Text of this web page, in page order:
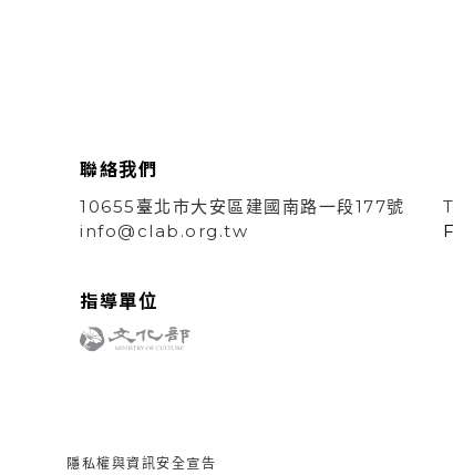
聯絡我們
10655臺北市大安區建國南路一段177號
info@clab.org.tw
指導單位
隱私權與資訊安全宣告